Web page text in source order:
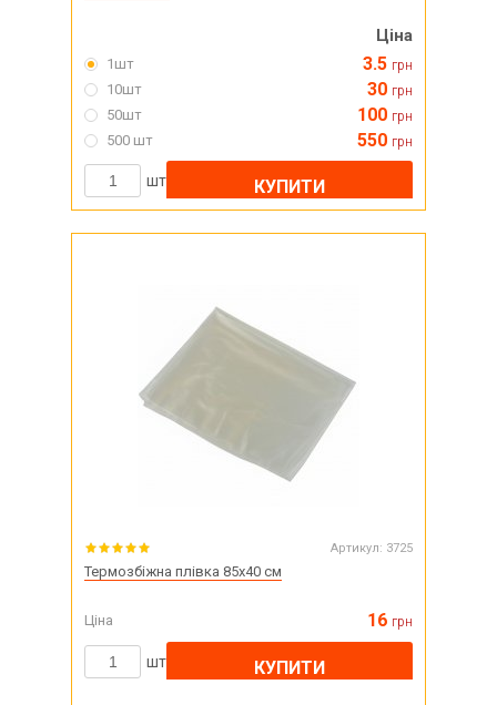
Ціна
1шт 3.5 грн
10шт 30 грн
50шт 100 грн
500 шт 550 грн
шт КУПИТИ
Артикул: 3725
Термозбіжна плівка 85х40 см
Ціна 16 грн
шт КУПИТИ